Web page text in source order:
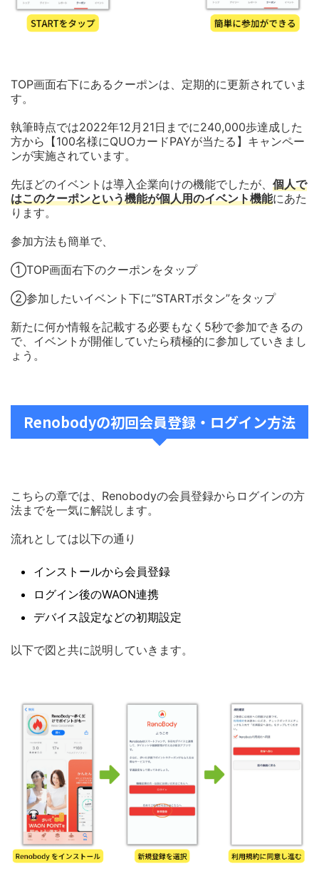
TOP画面右下にあるクーポンは、定期的に更新されていま
す。
執筆時点では2022年12月21日 までに240,000歩達成した
方から【100名様にQUOカードPAYが当たる】キャンペー
ンが実施されています。
先ほどのイベントは導入企業向けの機能でしたが、 個人で
はこのクーポンという機能が個人用のイベント機能にあた
ります。
参加方法も簡単で、
①TOP画面右下のクーポンをタップ
②参加したいイベント下に”STARTボタン”をタップ
新たに何か情報を記載する必要もなく5秒で参加できるの
で、イベントが開催していたら積極的に参加していきまし
ょう。
Renobodyの初回会員登録・ログイン方法
こちらの章では、Renobodyの会員登録からログインの方
法までを一気に解説します。
流れとしては以下の通り
インストールから会員登録
ログイン後のWAON連携
デバイス設定などの初期設定
以下で図と共に説明していきます。